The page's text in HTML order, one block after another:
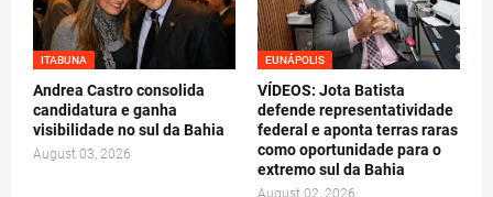
ITABUNA
Andrea Castro consolida
candidatura e ganha
visibilidade no sul da Bahia
August 03, 2026
EUNÁPOLIS
VÍDEOS: Jota Batista
defende representatividade
federal e aponta terras raras
como oportunidade para o
extremo sul da Bahia
August 02, 2026